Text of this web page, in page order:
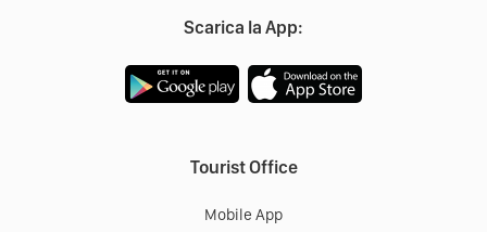
Scarica la App:
Tourist Office
Mobile App